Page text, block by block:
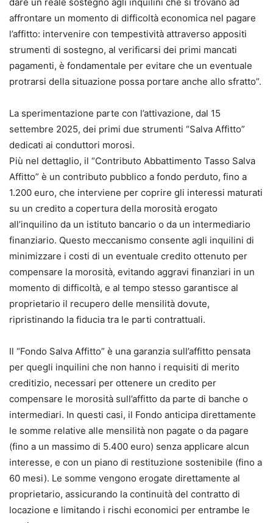
affrontare un momento di difficoltà economica nel pagare
l’affitto: intervenire con tempestività attraverso appositi
strumenti di sostegno, al verificarsi dei primi mancati
pagamenti, è fondamentale per evitare che un eventuale
protrarsi della situazione possa portare anche allo sfratto”.
La sperimentazione parte con l’attivazione, dal 15
settembre 2025, dei primi due strumenti “Salva Affitto”
dedicati ai conduttori morosi.
Più nel dettaglio, il “Contributo Abbattimento Tasso Salva
Affitto” è un contributo pubblico a fondo perduto, fino a
1.200 euro, che interviene per coprire gli interessi maturati
su un credito a copertura della morosità erogato
all’inquilino da un istituto bancario o da un intermediario
finanziario. Questo meccanismo consente agli inquilini di
minimizzare i costi di un eventuale credito ottenuto per
compensare la morosità, evitando aggravi finanziari in un
momento di difficoltà, e al tempo stesso garantisce al
proprietario il recupero delle mensilità dovute,
ripristinando la fiducia tra le parti contrattuali.
Il “Fondo Salva Affitto” è una garanzia sull’affitto pensata
per quegli inquilini che non hanno i requisiti di merito
creditizio, necessari per ottenere un credito per
compensare le morosità sull’affitto da parte di banche o
intermediari. In questi casi, il Fondo anticipa direttamente
le somme relative alle mensilità non pagate o da pagare
(fino a un massimo di 5.400 euro) senza applicare alcun
interesse, e con un piano di restituzione sostenibile (fino a
60 mesi). Le somme vengono erogate direttamente al
proprietario, assicurando la continuità del contratto di
locazione e limitando i rischi economici per entrambe le